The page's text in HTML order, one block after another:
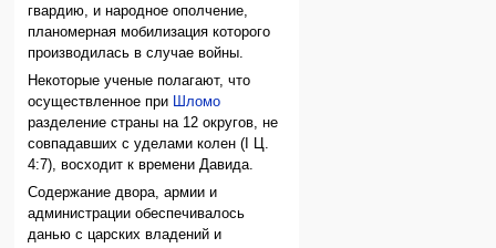
гвардию, и народное ополчение,
планомерная мобилизация которого
производилась в случае войны.
Некоторые ученые полагают, что
осуществленное при Шломо
разделение страны на 12 округов, не
совпадавших с уделами колен (I Ц.
4:7), восходит к времени Давида.
Содержание двора, армии и
администрации обеспечивалось
данью с царских владений и